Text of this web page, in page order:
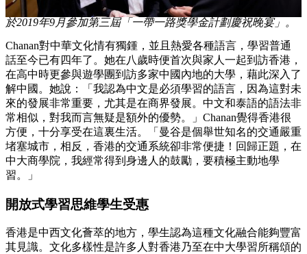
於2019年9月參加第三屆「一帶一路獎學金計劃慶祝晚宴」。
Chanan對中華文化情有獨鍾，並且熱愛各種語言，學習普通
話至今已有四年了。她在八歲時便首次與家人一起到訪香港，
在高中時更參與遊學團到訪多家中國內地的大學，藉此深入了
解中國。她說：「我認為中文是必須學習的語言，因為這對未
來的發展非常重要，尤其是在商界發展。中文和泰語的語法非
常相似，對我而言無疑是額外的優勢。」Chanan覺得香港很
方便，十分享受在這裏生活。「曼谷是個舉世知名的交通嚴重
堵塞城市，相反，香港的交通系統卻非常便捷！回歸正題，在
中大商學院，我經常得到身邊人的鼓勵，要積極主動地學
習。」
開放式學習思維學生受惠
香港是中西文化薈萃的地方，學生認為這種文化融合能夠豐富
其見識。文化多樣性是許多人對香港乃至在中大學習所稱頌的